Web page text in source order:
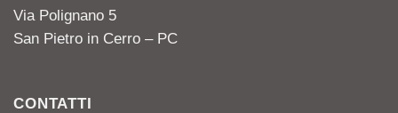
Via Polignano 5
San Pietro in Cerro – PC
CONTATTI